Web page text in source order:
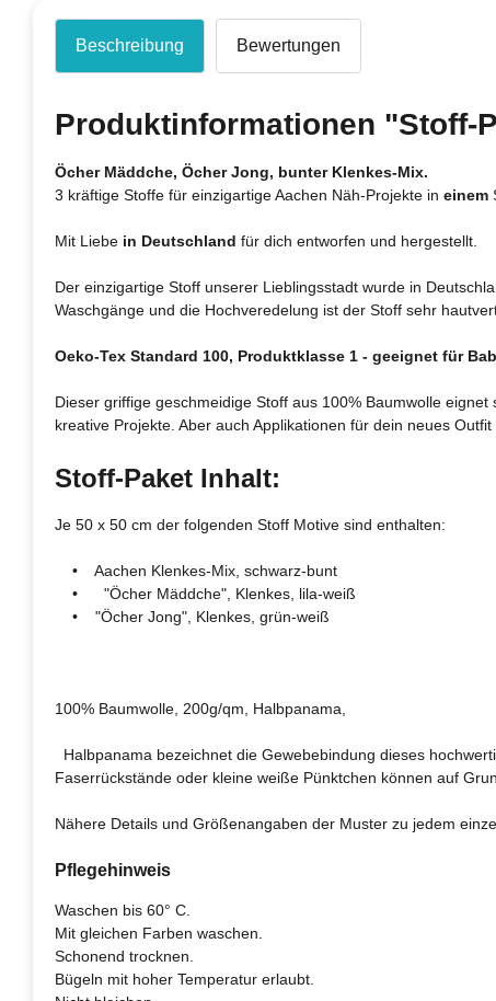
Beschreibung Bewertungen
Produktinformationen "Stoff-
Öcher Mäddche, Öcher Jong, bunter Klenkes-Mix.
3 kräftige Stoffe für einzigartige Aachen Näh-Projekte in einem
Mit Liebe in Deutschland für dich entworfen und hergestellt.
Der einzigartige Stoff unserer Lieblingsstadt wurde in
Waschgänge und die Hochveredelung ist der Stoff sehr
Oeko-Tex Standard 100, Produktklasse 1 - geeignet für
Dieser griffige geschmeidige Stoff aus 100% Baumwolle
kreative Projekte. Aber auch Applikationen für dein neues
Stoff-Paket Inhalt:
Je 50 x 50 cm der folgenden Stoff Motive sind enthalten:
• Aachen Klenkes-Mix, schwarz-bunt
• "Öcher Mäddche", Klenkes, lila-weiß
• "Öcher Jong", Klenkes, grün-weiß
100% Baumwolle, 200g/qm, Halbpanama,
Halbpanama bezeichnet die Gewebebindung dieses
Faserrückstände oder kleine weiße Pünktchen können auf
Nähere Details und Größenangaben der Muster zu jedem
Pflegehinweis
Waschen bis 60° C.
Mit gleichen Farben waschen.
Schonend trocknen.
Bügeln mit hoher Temperatur erlaubt.